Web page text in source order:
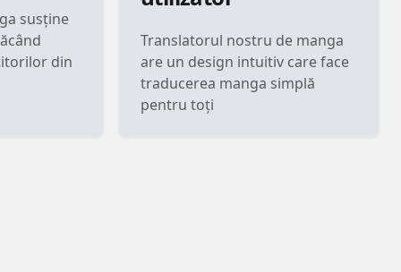
susține
din
Translatorul nostru de manga
are un design intuitiv care face
traducerea manga simplă
pentru toți